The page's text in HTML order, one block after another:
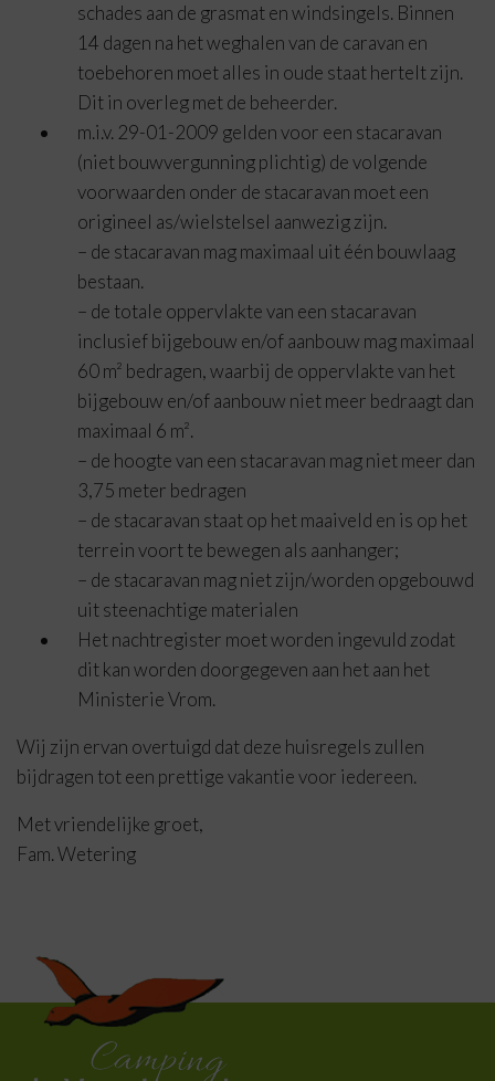
schades aan de grasmat en windsingels. Binnen
14 dagen na het weghalen van de caravan en
toebehoren moet alles in oude staat hertelt zijn.
Dit in overleg met de beheerder.
m.i.v. 29-01-2009 gelden voor een stacaravan
(niet bouwvergunning plichtig) de volgende
voorwaarden onder de stacaravan moet een
origineel as/wielstelsel aanwezig zijn.
– de stacaravan mag maximaal uit één bouwlaag
bestaan.
– de totale oppervlakte van een stacaravan
inclusief bijgebouw en/of aanbouw mag maximaal
60 m² bedragen, waarbij de oppervlakte van het
bijgebouw en/of aanbouw niet meer bedraagt dan
maximaal 6 m².
– de hoogte van een stacaravan mag niet meer dan
3,75 meter bedragen
– de stacaravan staat op het maaiveld en is op het
terrein voort te bewegen als aanhanger;
– de stacaravan mag niet zijn/worden opgebouwd
uit steenachtige materialen
Het nachtregister moet worden ingevuld zodat
dit kan worden doorgegeven aan het aan het
Ministerie Vrom.
Wij zijn ervan overtuigd dat deze huisregels zullen
bijdragen tot een prettige vakantie voor iedereen.
Met vriendelijke groet,
Fam. Wetering